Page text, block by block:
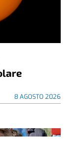
8 AGOSTO 2026